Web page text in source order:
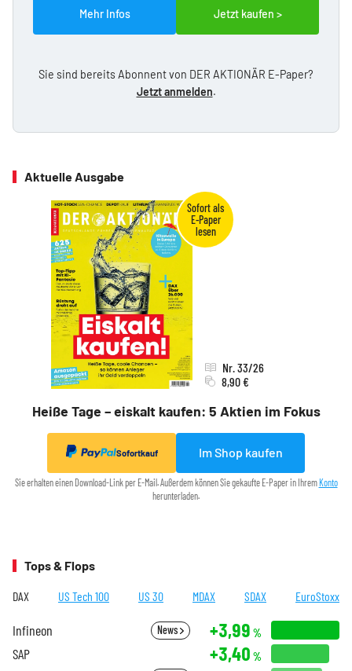
Mehr Infos Jetzt kaufen >
Sie sind bereits Abonnent von DER AKTIONÄR E-Paper?
Jetzt anmelden.
Aktuelle Ausgabe
Heiße Tage – eiskalt kaufen: 5 Aktien im Fokus
Nr. 33/26
8,90 €
Sofortkauf Im Shop kaufen
Sie erhalten einen Download-Link per E-Mail. Außerdem können Sie gekaufte E-Paper in IhremKonto
herunterladen.
Tops & Flops
DAX US Tech 100 US 30 MDAX SDAX EuroStoxx
Infineon News +3,99 %
SAP +3,40 %